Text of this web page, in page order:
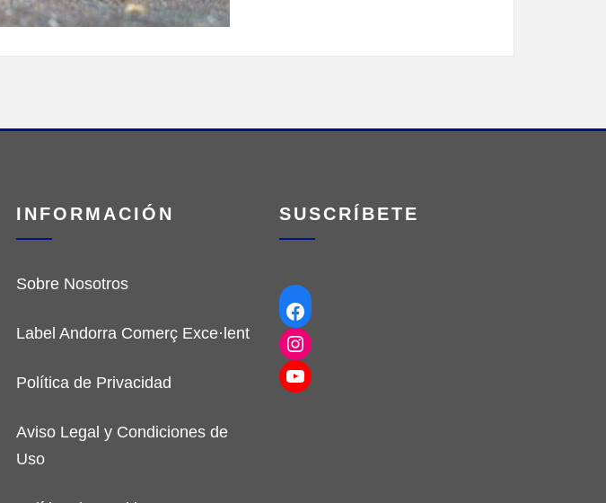
INFORMACIÓN
Sobre Nosotros
Label Andorra Comerç Exce·lent
Política de Privacidad
Aviso Legal y Condiciones de
Uso
SUSCRÍBETE
Facebook
Instagram
YouTube